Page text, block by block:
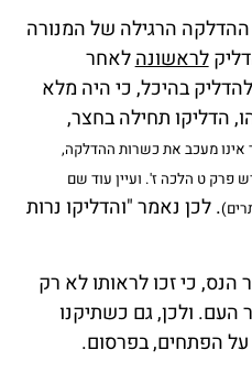
הרגילה של המנורה
לראשונהלאחר
להדליק בהיכל, כי היה מלא
הדליקו תחילה בחצר,
מעכב את כשרות ההדלקה,
פרק ט הלכה ז'. ועיין עוד שם
. לכן נאמר "והדליקו נרות
כי זכו לראותו לא רק
ולכן, גם כשתיקנו
על הפתחים, בפרסום.